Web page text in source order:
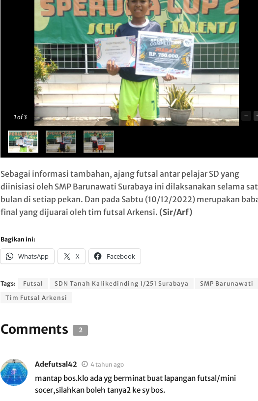
1of 3 -
Sebagai informasi tambahan, ajang futsal antar pelajar SD yang
diinisiasi oleh SMP Barunawati Surabaya ini dilaksanakan selama
bulan di setiap pekan. Dan pada Sabtu (10/12/2022) merupakan
final yang dijuarai oleh tim futsal Arkensi. (Sir/Arf)
Bagikan ini:
WhatsApp X Facebook
Tags: Futsal SDN Tanah Kalikedinding 1/251 Surabaya
SMP Barunawati
Tim Futsal Arkensi
Comments 2
Adefutsal42 4 tahun ago
mantap bos.klo ada yg berminat buat lapangan futsal/mini
socer,silahkan boleh tanya2 ke sy bos.